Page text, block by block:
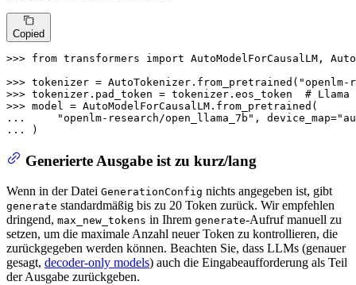
Copied
>>> from transformers import AutoModelForCausalLM,
>>> tokenizer = AutoTokenizer.from_pretrained( "openlm-
>>> tokenizer.pad_token = tokenizer.eos_token #
>>>
...
"openlm-research/open_llama_7b" , device_map=
...
)
Generierte Ausgabe ist zu kurz/lang
Wenn in der Datei GenerationConfig nichts angegeben ist, gibt
generate standardmäßig bis zu 20 Token zurück. Wir empfehlen
dringend, max_new_tokens in Ihrem generate-Aufruf manuell zu
setzen, um die maximale Anzahl neuer Token zu kontrollieren, die
zurückgegeben werden können. Beachten Sie, dass LLMs (genauer
gesagt, decoder-only models) auch die Eingabeaufforderung als Teil
der Ausgabe zurückgeben.